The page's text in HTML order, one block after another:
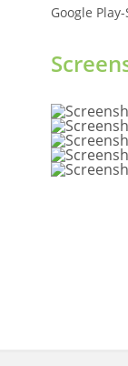
Google